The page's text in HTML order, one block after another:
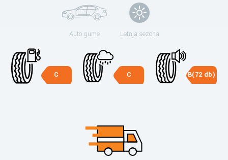
Auto gume Letnja sezona
C C B(72 db)